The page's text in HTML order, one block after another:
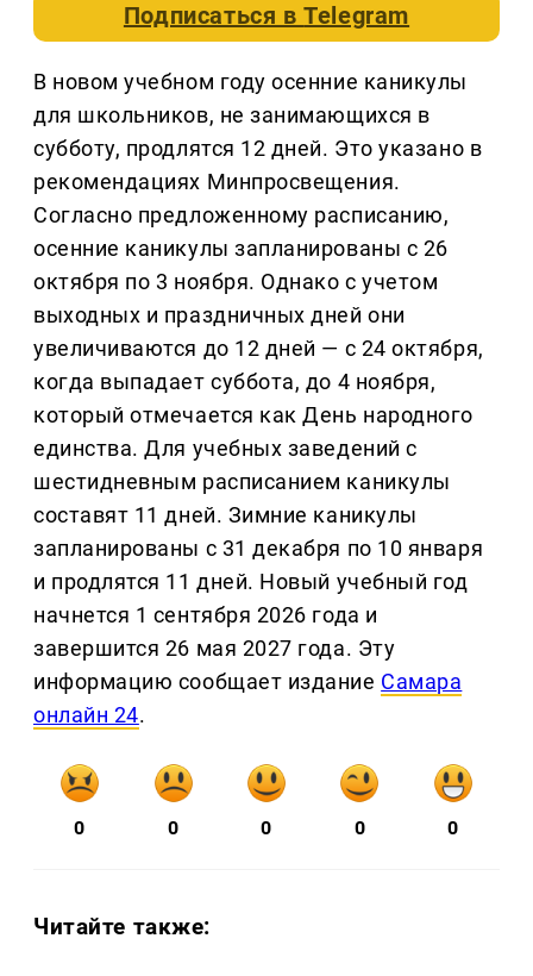
Подписаться вTelegram
В новом учебном году осенние каникулы
для школьников, не занимающихся в
субботу, продлятся 12 дней. Это указано в
рекомендациях Минпросвещения.
Согласно предложенному расписанию,
осенние каникулы запланированы с 26
октября по 3 ноября. Однако с учетом
выходных и праздничных дней они
увеличиваются до 12 дней — с 24 октября,
когда выпадает суббота, до 4 ноября,
который отмечается как День народного
единства. Для учебных заведений с
шестидневным расписанием каникулы
составят 11 дней. Зимние каникулы
запланированы с 31 декабря по 10 января
и продлятся 11 дней. Новый учебный год
начнется 1 сентября 2026 года и
завершится 26 мая 2027 года. Эту
информацию сообщает издание Самара
онлайн 24.
0 0 0 0 0
Читайте также: